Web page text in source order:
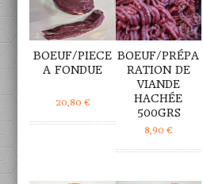
BOEUF/PIECE
A FONDUE
20,80 €
BOEUF/PRÉPA
RATION DE
VIANDE
HACHÉE
500GRS
8,90 €